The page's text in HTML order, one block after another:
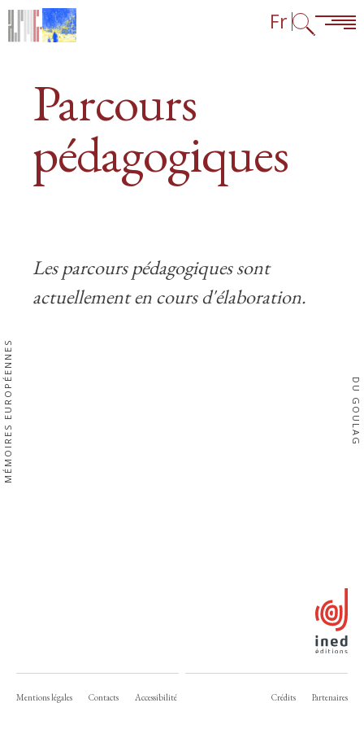
Aller au contenu
Aller à la navigation
Consulter les liens en bas de page Fr
MÉMOIRES EUROPÉENNES DU GOULAG
Parcours
pédagogiques
Les parcours pédagogiques sont
actuellement en cours d'élaboration.
Mentions légales Contacts Accessibilité Crédits Partenaires